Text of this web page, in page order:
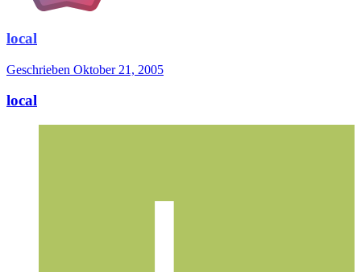
local
Geschrieben Oktober 21, 2005
local